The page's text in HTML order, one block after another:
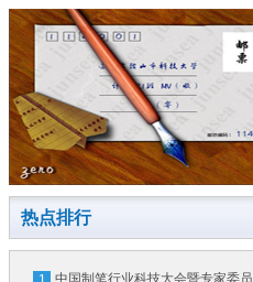
热点排行
中国制笔行业科技大会暨专家委员